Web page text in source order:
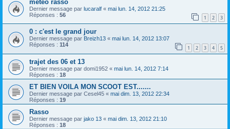
meteo rasso
Dernier message par lucaralf « mai lun. 14, 2012 21:25
Réponses : 56 1 2 3
0 : c'est le grand jour
Dernier message par Breizh13 « mai lun. 14, 2012 13:07
Réponses : 114 1 2 3 4 5
trajet des 06 et 13
Dernier message par domi1952 « mai lun. 14, 2012 7:14
Réponses : 18
ET BIEN VOILA MON SCOOT EST.......
Dernier message par Cesel45 « mai dim. 13, 2012 22:34
Réponses : 19
Rasso
Dernier message par jako 13 « mai dim. 13, 2012 21:10
Réponses : 18